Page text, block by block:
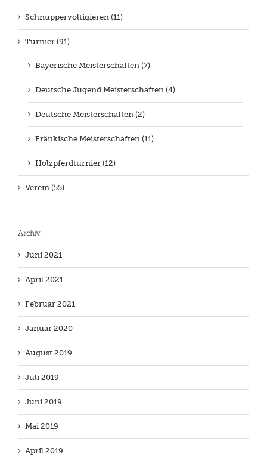
Schnuppervoltigieren (11)
Turnier (91)
Bayerische Meisterschaften (7)
Deutsche Jugend Meisterschaften (4)
Deutsche Meisterschaften (2)
Fränkische Meisterschaften (11)
Holzpferdturnier (12)
Verein (55)
Archiv
Juni 2021
April 2021
Februar 2021
Januar 2020
August 2019
Juli 2019
Juni 2019
Mai 2019
April 2019